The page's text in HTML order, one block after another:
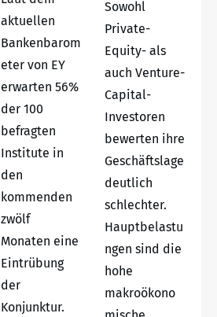
aktuellen
Bankenbarom
eter von EY
erwarten 56%
der 100
befragten
Institute in
den
kommenden
zwölf
Monaten eine
Eintrübung
der
Konjunktur.
Sowohl
Private-
Equity- als
auch Venture-
Capital-
Investoren
bewerten ihre
Geschäftslage
deutlich
schlechter.
Hauptbelastu
ngen sind die
hohe
makroökono